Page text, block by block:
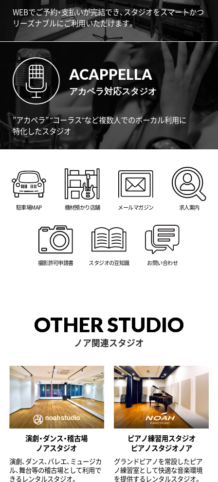
WEBでご予約・支払いが完結でき、スタジオをスマートかつ
リーズナブルにご利用いただけます。
ACAPPELLA
アカペラ対応スタジオ
”アカペラ” "コーラス"など複数人でのボーカル利用に
特化したスタジオ
駐車場MAP 機材預かり店舗 メールマガジン 求人案内
撮影許可申請書 スタジオの豆知識 お問い合わせ
OTHER STUDIO
ノア関連スタジオ
演劇・ダンス・稽古場
ノアスタジオ
演劇、ダンス、バレエ、ミュージカ
ル、舞台等の稽古場として利用で
きるレンタルスタジオ。
ピアノ練習用スタジオ
ピアノスタジオノア
グランドピアノを常設したピア
ノ練習室として快適な音楽環境
を提供するレンタルスタジオ。